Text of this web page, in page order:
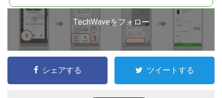
TechWaveをフォロー
シェアする ツイートする